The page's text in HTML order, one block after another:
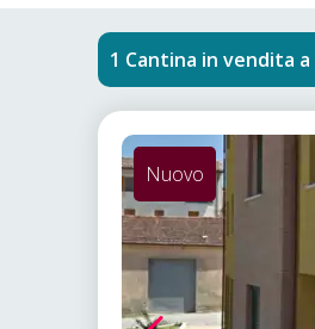
Cantina in vendita a
Nuovo